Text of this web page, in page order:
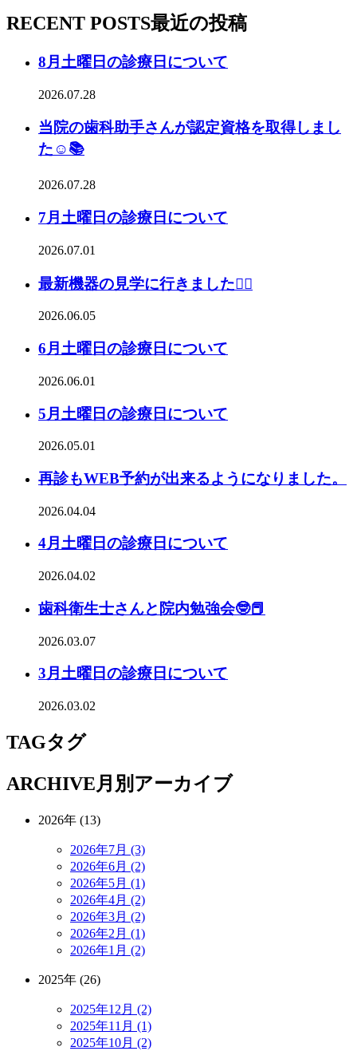
RECENT POSTS最近の投稿
8月土曜日の診療日について
2026.07.28
当院の歯科助手さんが認定資格を取得しまし
た☺️📚
2026.07.28
7月土曜日の診療日について
2026.07.01
最新機器の見学に行きました👩‍⚕️
2026.06.05
6月土曜日の診療日について
2026.06.01
5月土曜日の診療日について
2026.05.01
再診もWEB予約が出来るようになりました。
2026.04.04
4月土曜日の診療日について
2026.04.02
歯科衛生士さんと院内勉強会🤓📕
2026.03.07
3月土曜日の診療日について
2026.03.02
TAGタグ
ARCHIVE月別アーカイブ
2026年 (13)
2026年7月 (3)
2026年6月 (2)
2026年5月 (1)
2026年4月 (2)
2026年3月 (2)
2026年2月 (1)
2026年1月 (2)
2025年 (26)
2025年12月 (2)
2025年11月 (1)
2025年10月 (2)